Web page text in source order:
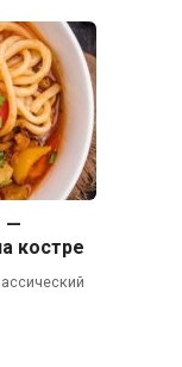
—
костре